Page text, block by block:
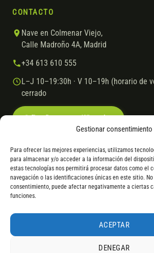
Gestionar consentimiento
Para ofrecer las mejores experiencias, utilizamos
para almacenar y/o acceder a la información del
estas tecnologías nos permitirá procesar datos como el
navegación o las identificaciones únicas en este sitio.
consentimiento, puede afectar negativamente a ciertas
funciones.
ACEPTAR
DENEGAR
CONTACTO
Nave en Colmenar Viejo,
Calle Madroño 4A, Madrid
+34 613 610 555
L–J 10–19:30h · V 10–19h (horario de
cerrado
© 2026 Ebike.esAviso legal Política de cookies
VISA Mastercard Transferencia
* Financiación instantánea con Cofidis hasta
Gasto de apertura: 4% hasta 18 meses y 7% a 24
* Los modelos con entrega inmediata se envían